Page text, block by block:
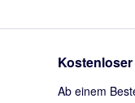
Ab einem